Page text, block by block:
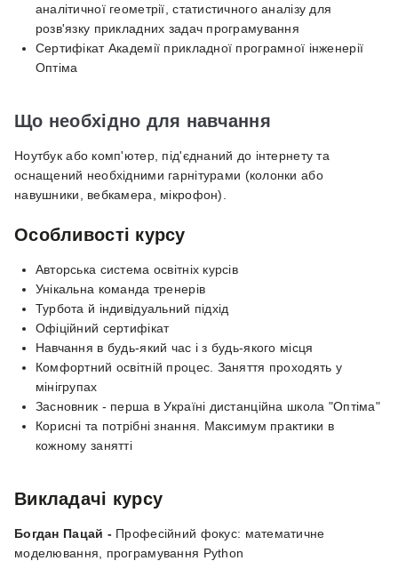
аналітичної геометрії, статистичного аналізу для
розв'язку прикладних задач програмування
Сертифікат Академії прикладної програмної інженерії
Оптіма
Що необхідно для навчання
Ноутбук або комп'ютер, під'єднаний до інтернету та
оснащений необхідними гарнітурами (колонки або
навушники, вебкамера, мікрофон).
Особливості курсу
Авторська система освітніх курсів
Унікальна команда тренерів
Турбота й індивідуальний підхід
Офіційний сертифікат
Навчання в будь-який час і з будь-якого місця
Комфортний освітній процес. Заняття проходять у
мінігрупах
Засновник - перша в Україні дистанційна школа "Оптіма"
Корисні та потрібні знання. Максимум практики в
кожному занятті
Викладачі курсу
Богдан Пацай -Професійний фокус: математичне
моделювання, програмування Python